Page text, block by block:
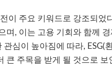
이 주요 키워드로 강조되었
며, 이는 고용 기회와 함께
심이 높아짐에 따라, ESG(환
큰 주목을 받게 될 것으로 보